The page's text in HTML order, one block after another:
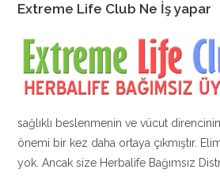
Extreme Life Club Ne İş yapar
sağlıklı beslenmenin ve vücut
önemi bir kez daha ortaya çıkmıştır.
yok. Ancak size Herbalife Bağımsız